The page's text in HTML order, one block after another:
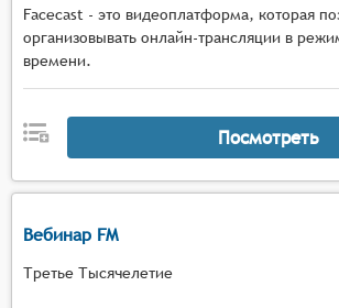
Facecast - это видеоплатформа, которая
организовывать онлайн-трансляции в
времени.
Посмотреть
Вебинар FM
Третье Тысячелетие